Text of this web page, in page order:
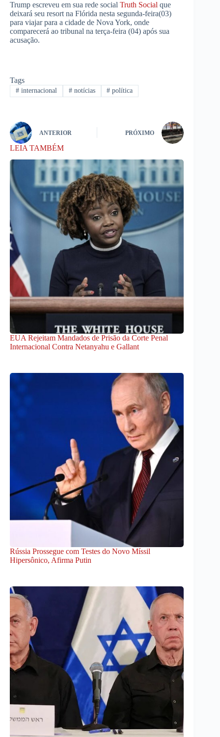
Trump escreveu em sua rede social Truth Social que
deixará seu resort na Flórida nesta segunda-feira(03)
para viajar para a cidade de Nova York, onde
comparecerá ao tribunal na terça-feira (04) após sua
acusação.
Tags
#internacional #notícias # política
ANTERIOR PRÓXIMO
LEIA TAMBÉM
EUA Rejeitam Mandados de Prisão da Corte Penal
Internacional Contra Netanyahu e Gallant
Rússia Prossegue com Testes do Novo Míssil
Hipersônico, Afirma Putin